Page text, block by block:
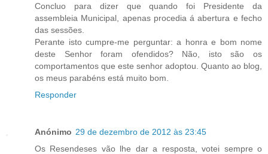
Concluo para dizer que quando foi Presidente da
assembleia Municipal, apenas procedia á abertura e fecho
das sessões.
Perante isto cumpre-me perguntar: a honra e bom nome
deste Senhor foram ofendidos? Não, isto são os
comportamentos que este senhor adoptou. Quanto ao blog,
os meus parabéns está muito bom.
Responder
Anónimo 29 de dezembro de 2012 às 23:45
Os Resendeses vão lhe dar a resposta, votei sempre o